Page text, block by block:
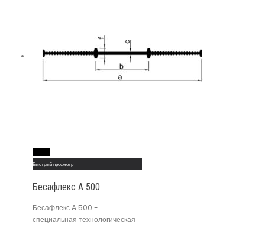
Быстрый просмотр
Бесафлекс A 500
Бесафлекс A 500 -
специальная технологическая